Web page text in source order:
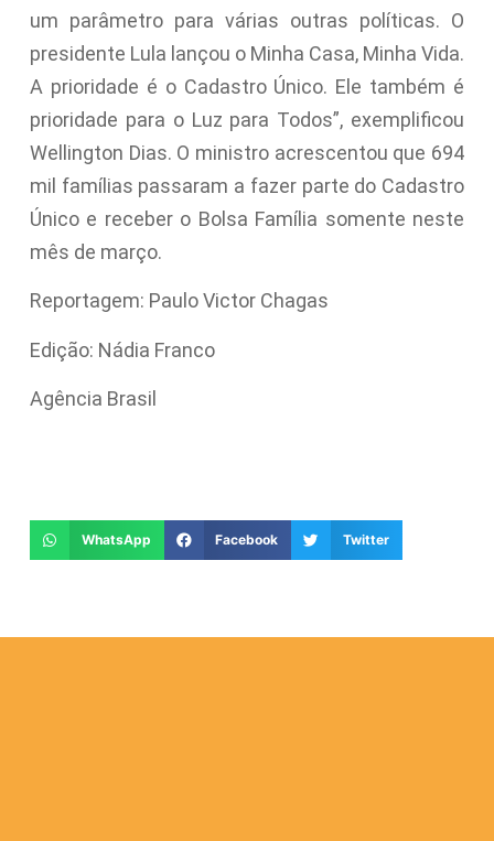
um parâmetro para várias outras políticas. O
presidente Lula lançou o Minha Casa, Minha Vida.
A prioridade é o Cadastro Único. Ele também é
prioridade para o Luz para Todos”, exemplificou
Wellington Dias. O ministro acrescentou que 694
mil famílias passaram a fazer parte do Cadastro
Único e receber o Bolsa Família somente neste
mês de março.
Reportagem: Paulo Victor Chagas
Edição: Nádia Franco
Agência Brasil
WhatsApp Facebook Twitter